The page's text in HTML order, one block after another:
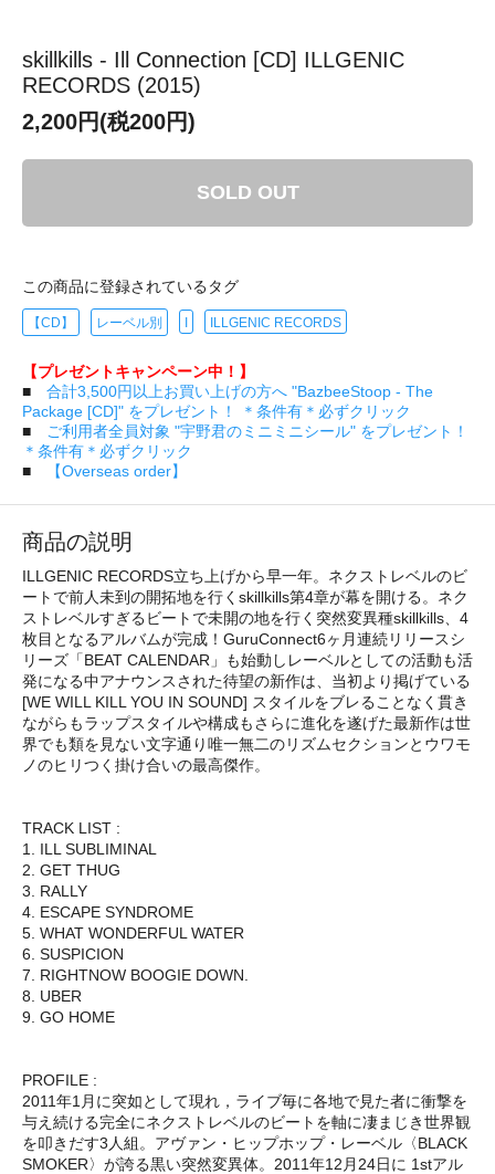
skillkills - Ill Connection [CD] ILLGENIC
RECORDS (2015)
2,200円(税200円)
SOLD OUT
この商品に登録されているタグ
【CD】 レーベル別 I ILLGENIC RECORDS
【プレゼントキャンペーン中！】
■ 合計3,500円以上お買い上げの方へ "BazbeeStoop - The
Package [CD]" をプレゼント！ ＊条件有＊必ずクリック
■
ご利用者全員対象 "宇野君のミニミニシール" をプレゼント！
＊条件有＊必ずクリック
■
【Overseas order】
商品の説明
ILLGENIC RECORDS立ち上げから早一年。ネクストレベルのビ
ートで前人未到の開拓地を行くskillkills第4章が幕を開ける。ネク
ストレベルすぎるビートで未開の地を行く突然変異種skillkills、4
枚目となるアルバムが完成！GuruConnect6ヶ月連続リリースシ
リーズ「BEAT CALENDAR」も始動しレーベルとしての活動も活
発になる中アナウンスされた待望の新作は、当初より掲げている
[WE WILL KILL YOU IN SOUND] スタイルをブレることなく貫き
ながらもラップスタイルや構成もさらに進化を遂げた最新作は世
界でも類を見ない文字通り唯一無二のリズムセクションとウワモ
ノのヒリつく掛け合いの最高傑作。
TRACK LIST :
1. ILL SUBLIMINAL
2. GET THUG
3. RALLY
4. ESCAPE SYNDROME
5. WHAT WONDERFUL WATER
6. SUSPICION
7. RIGHTNOW BOOGIE DOWN.
8. UBER
9. GO HOME
PROFILE :
2011年1月に突如として現れ，ライブ毎に各地で見た者に衝撃を
与え続ける完全にネクストレベルのビートを軸に凄まじき世界観
を叩きだす3人組。アヴァン・ヒップホップ・レーベル〈BLACK
SMOKER〉が誇る黒い突然変異体。2011年12月24日に 1stアル